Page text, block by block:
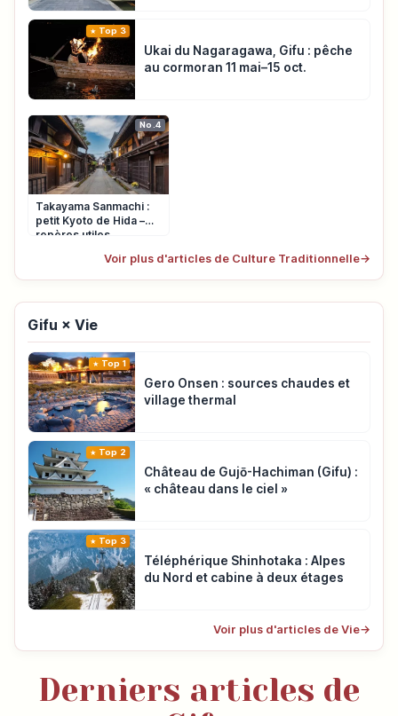
Top 3
Ukai du Nagaragawa, Gifu : pêche
au cormoran 11 mai–15 oct.
No.4
Takayama Sanmachi :
petit Kyoto de Hida –
repères utiles
Voir plus d'articles de Culture Traditionnelle→
Gifu × Vie
Top 1
Gero Onsen : sources chaudes et
village thermal
Top 2
Château de Gujō-Hachiman (Gifu) :
« château dans le ciel »
Top 3
Téléphérique Shinhotaka : Alpes
du Nord et cabine à deux étages
Voir plus d'articles de Vie→
Derniers articles de